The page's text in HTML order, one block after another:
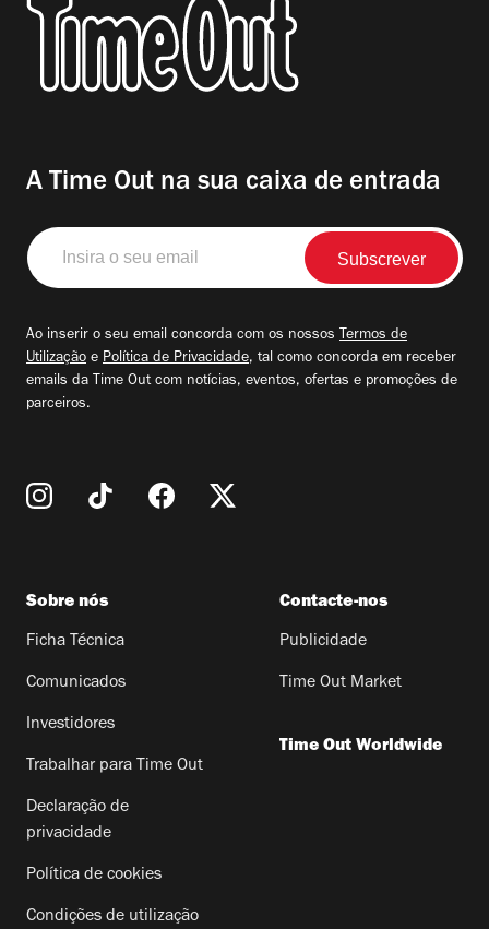
A Time Out na sua caixa de entrada
Insira
o
seu
Ao inserir o seu email concorda com os nossos Termos de
Utilização e Política de Privacidade, tal como concorda em receber
emails da Time Out com notícias, eventos, ofertas e promoções de
parceiros.
Sobre nós
Ficha Técnica
Comunicados
Investidores
Trabalhar para Time Out
Declaração de
privacidade
Política de cookies
Condições de utilização
Contacte-nos
Publicidade
Time Out Market
Time Out Worldwide